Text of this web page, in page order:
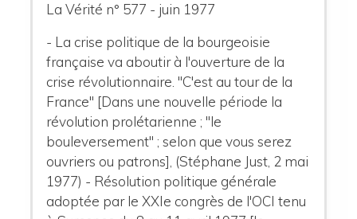
La Vérité n° 577 - juin 1977
- La crise politique de la bourgeoisie
française va aboutir à l'ouverture de la
crise révolutionnaire. "C'est au tour de la
France" [Dans une nouvelle période la
révolution prolétarienne ; "le
bouleversement" ; selon que vous serez
ouvriers ou patrons], (Stéphane Just, 2 mai
1977) - Résolution politique générale
adoptée par le XXIe congrès de l'OCI tenu